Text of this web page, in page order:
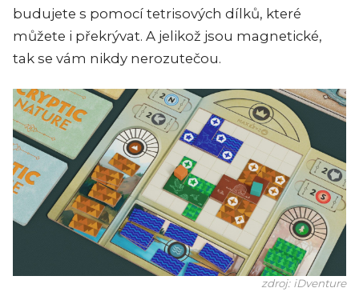
budujete s pomocí tetrisových dílků, které
můžete i překrývat. A jelikož jsou magnetické,
tak se vám nikdy nerozutečou.
zdroj: iDventure